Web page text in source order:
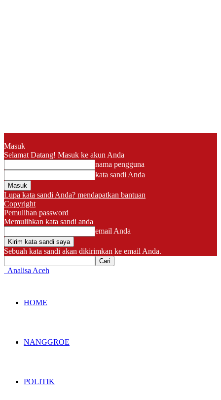
Masuk
Selamat Datang! Masuk ke akun Anda
nama pengguna
kata sandi Anda
Lupa kata sandi Anda? mendapatkan bantuan
Copyright
Pemulihan password
Memulihkan kata sandi anda
email Anda
Sebuah kata sandi akan dikirimkan ke email Anda.
Analisa Aceh
HOME
NANGGROE
POLITIK